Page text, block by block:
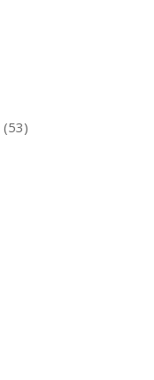
5353